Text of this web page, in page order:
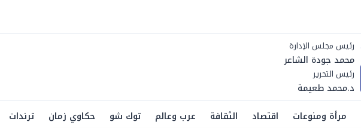
رئيس مجلس الإدارة
محمد جودة الشاعر
رئيس التحرير
د.محمد طعيمة
مرأة ومنوعات اقتصاد الثقافة عرب وعالم توك شو حكاوي زمان ترندات